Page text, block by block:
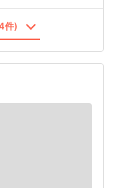
件)